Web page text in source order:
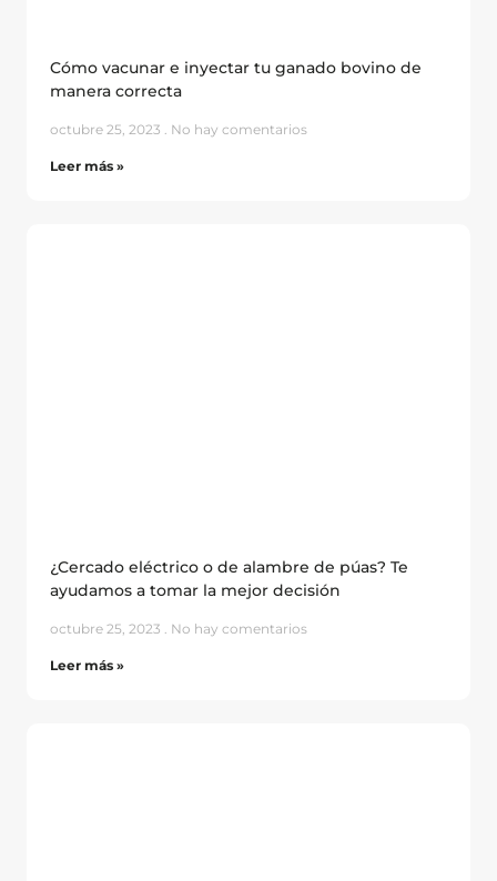
Cómo vacunar e inyectar tu ganado bovino de
manera correcta
octubre 25, 2023 No hay comentarios
Leer más »
¿Cercado eléctrico o de alambre de púas? Te
ayudamos a tomar la mejor decisión
octubre 25, 2023 No hay comentarios
Leer más »